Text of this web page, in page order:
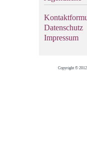
Datenschutz
Impressum
Copyright ©